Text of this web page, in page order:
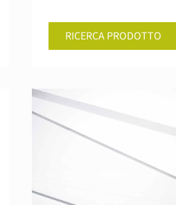
RICERCA PRODOTTO